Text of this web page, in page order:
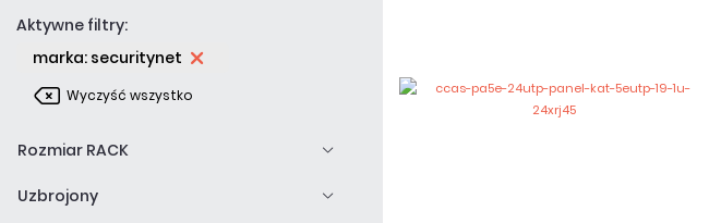
Aktywne filtry:
marka: securitynet
Wyczyść wszystko
Rozmiar RACK
Uzbrojony